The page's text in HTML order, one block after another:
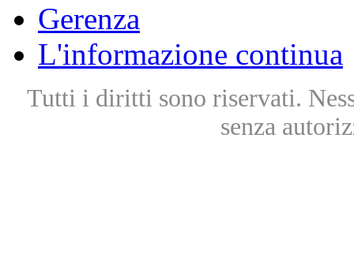
Gerenza
L'informazione continua
Tutti i diritti sono riservati.
senza